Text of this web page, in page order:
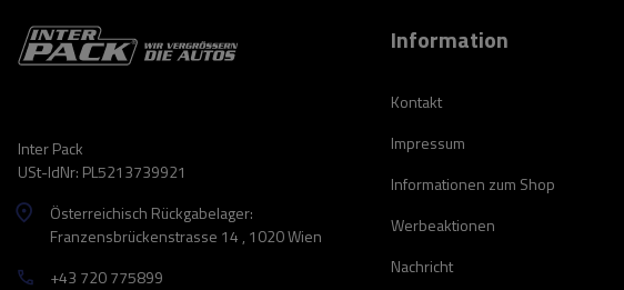
Inter Pack
USt-IdNr: PL5213739921
Österreichisch Rückgabelager:
Franzensbrückenstrasse 14 , 1020 Wien
+43 720 775899
Information
Kontakt
Impressum
Informationen zum Shop
Werbeaktionen
Nachricht